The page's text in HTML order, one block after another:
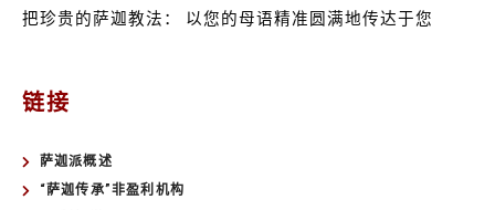
把珍贵的萨迦教法： 以您的母语精准圆满地传达于您
链接
萨迦派概述
“萨迦传承”非盈利机构